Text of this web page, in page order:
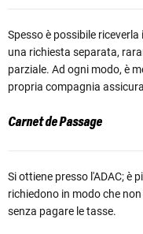
Spesso è possibile
una richiesta separata,
parziale. Ad ogni modo, è
propria compagnia
Carnet de Passage
Si ottiene presso l'ADAC; è
richiedono in modo che
senza pagare le tasse.